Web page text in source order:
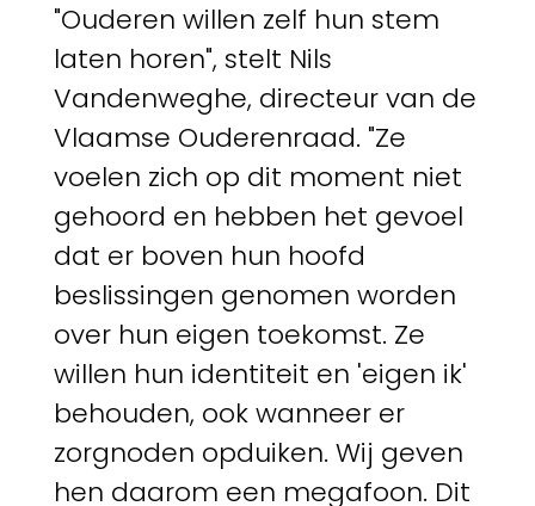
"Ouderen willen zelf hun stem
laten horen", stelt Nils
Vandenweghe, directeur van de
Vlaamse Ouderenraad. "Ze
voelen zich op dit moment niet
gehoord en hebben het gevoel
dat er boven hun hoofd
beslissingen genomen worden
over hun eigen toekomst. Ze
willen hun identiteit en 'eigen ik'
behouden, ook wanneer er
zorgnoden opduiken. Wij geven
hen daarom een megafoon. Dit